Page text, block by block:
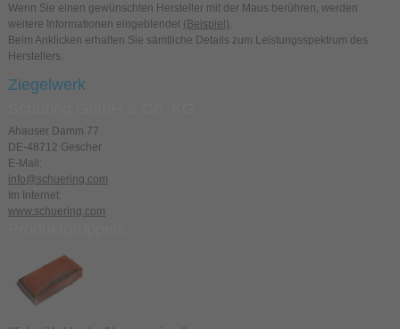
Wenn Sie einen gewünschten Hersteller mit der Maus berühren, werden
weitere Informationen eingeblendet (Beispiel).
Beim Anklicken erhalten Sie sämtliche Details zum Leistungsspektrum des
Herstellers.
Ziegelwerk
Ahauser Damm 77
DE-48712 Gescher
E-Mail:
info@schuering.com
Im Internet:
www.schuering.com